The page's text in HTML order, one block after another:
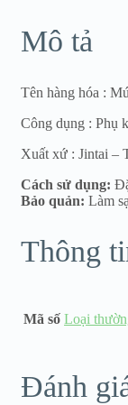
dặn
nhập
số
lượng
Mô tả
Tên hàng hóa :
Công dụng : Phụ
Xuất xứ : Jintai –
Cách sử dụng:
Bảo quản: Làm
Thông
Mã số Loại
Đánh